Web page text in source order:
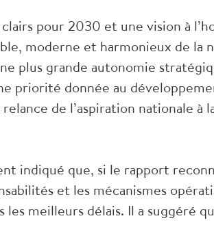
pour 2030 et une vision à
moderne et harmonieux de la
plus grande autonomie
priorité donnée au
de l’aspiration nationale à
indiqué que, si le rapport
et les mécanismes
les meilleurs délais. Il a suggéré